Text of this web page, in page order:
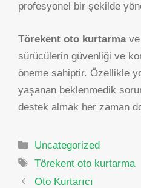
profesyonel bir şekilde
Törekent oto kurtarmave
sürücülerin güvenliği ve
öneme sahiptir. Özellikle
yaşanan beklenmedik
destek almak her zaman
Kategoriler
Uncategorized
Etiketler
Törekent oto kurtarma
YazıOto Kurtarıcı